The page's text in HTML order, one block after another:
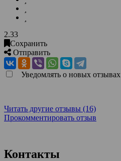
2.33
Сохранить
Отправить
Уведомлять о новых отзывах
Читать другие отзывы (16)
Прокомментировать отзыв
Контакты